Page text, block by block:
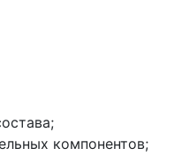
компонентов;